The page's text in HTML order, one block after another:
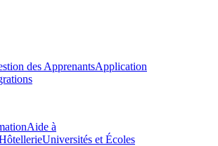
des ApprenantsApplication
Aide à
Universités et Écoles